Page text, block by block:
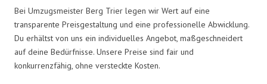
Bei Umzugsmeister Berg Trier legen wir Wert auf eine
transparente Preisgestaltung und eine professionelle Abwicklung.
Du erhältst von uns ein individuelles Angebot, maßgeschneidert
auf deine Bedürfnisse. Unsere Preise sind fair und
konkurrenzfähig, ohne versteckte Kosten.